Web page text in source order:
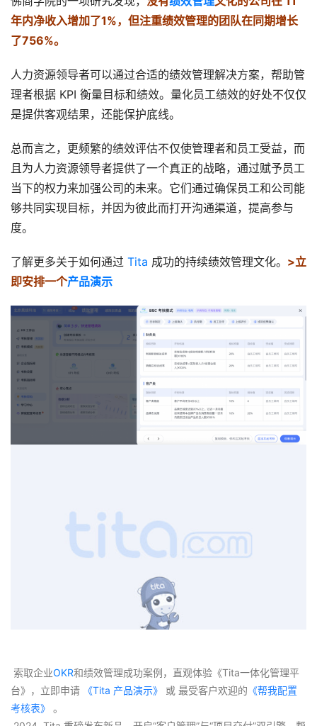
年内净收入增加了1%，但注重绩效管理的团队在同期增长
了756%。
人力资源领导者可以通过合适的绩效管理解决方案，帮助管
理者根据 KPI 衡量目标和绩效。量化员工绩效的好处不仅仅
是提供客观结果，还能保护底线。
总而言之，更频繁的绩效评估不仅使管理者和员工受益，而
且为人力资源领导者提供了一个真正的战略，通过赋予员工
当下的权力来加强公司的未来。它们通过确保员工和公司能
够共同实现目标，并因为彼此而打开沟通渠道，提高参与
度。
了解更多关于如何通过 Tita 成功的持续绩效管理文化。 >立
即安排一个产品演示
台》，立即申请 《Tita 产品演示》 或 最受客户欢迎的
助企业驱动业绩飙升！立即了解 《Tita 新CRM销售管理一体化》
打开微信小程序阅读本文